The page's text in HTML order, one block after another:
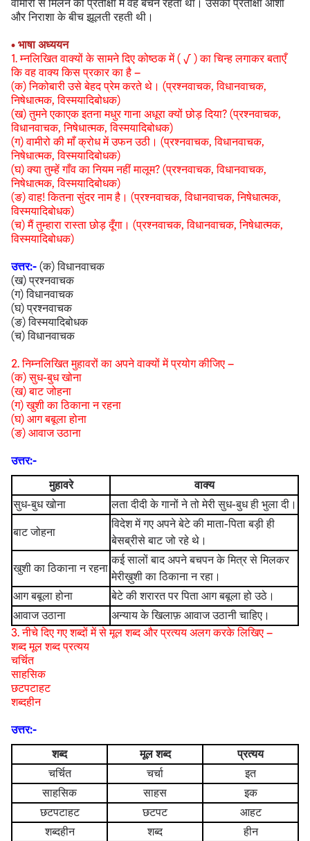
वामीरो से मिलने की प्रतीक्षा में वह बैचैन रहता था। उसकी प्रतीक्षा आशा
और निराशा के बीच झूलती रहती थी।
• भाषा अध्ययन
1. म्नलिखित वाक्यों के सामने दिए कोष्ठक में ( √ ) का चिन्ह लगाकर बताएँ
कि वह वाक्य किस प्रकार का है –
(क) निकोबारी उसे बेहद प्रेम करते थे। (प्रश्नवाचक, विधानवाचक,
निषेधात्मक, विस्मयादिबोधक)
(ख) तुमने एकाएक इतना मधुर गाना अधूरा क्यों छोड़ दिया? (प्रश्नवाचक,
विधानवाचक, निषेधात्मक, विस्मयादिबोधक)
(ग) वामीरो की माँ क्रोध में उफन उठी। (प्रश्नवाचक, विधानवाचक,
निषेधात्मक, विस्मयादिबोधक)
(घ) क्या तुम्हें गाँव का नियम नहीं मालूम? (प्रश्नवाचक, विधानवाचक,
निषेधात्मक, विस्मयादिबोधक)
(ङ) वाह! कितना सुंदर नाम है। (प्रश्नवाचक, विधानवाचक, निषेधात्मक,
विस्मयादिबोधक)
(च) मैं तुम्हारा रास्ता छोड़ दूँगा। (प्रश्नवाचक, विधानवाचक, निषेधात्मक,
विस्मयादिबोधक)
उत्तर:-(क) विधानवाचक
(ख) प्रश्नवाचक
(ग) विधानवाचक
(घ) प्रश्नवाचक
(ङ) विस्मयादिबोधक
(च) विधानवाचक
2. निम्नलिखित मुहावरों का अपने वाक्यों में प्रयोग कीजिए –
(क) सुध-बुध खोना
(ख) बाट जोहना
(ग) खुशी का ठिकाना न रहना
(घ) आग बबूला होना
(ङ) आवाज उठाना
उत्तर:-
मुहावरे
वाक्य
सुध-बुध खोना
लता दीदी के गानों ने तो मेरी सुध-बुध ही भुला दी।
बाट जोहना
विदेश में गए अपने बेटे की माता-पिता बड़ी ही
बेसब्रीसे बाट जो रहे थे।
खुशी का ठिकाना न रहना
कई सालों बाद अपने बचपन के मित्र से मिलकर
मेरीख़ुशी का ठिकाना न रहा।
आग बबूला होना
बेटे की शरारत पर पिता आग बबूला हो उठे।
आवाज उठाना
अन्याय के खिलाफ़ आवाज उठानी चाहिए।
3. नीचे दिए गए शब्दों में से मूल शब्द और प्रत्यय अलग करके लिखिए –
शब्द मूल शब्द प्रत्यय
चर्चित
साहसिक
छटपटाहट
शब्दहीन
उत्तर:-
शब्द
मूल शब्द
प्रत्यय
चर्चित
चर्चा
इत
साहसिक
साहस
इक
छटपटाहट
छटपट
आहट
शब्दहीन
शब्द
हीन